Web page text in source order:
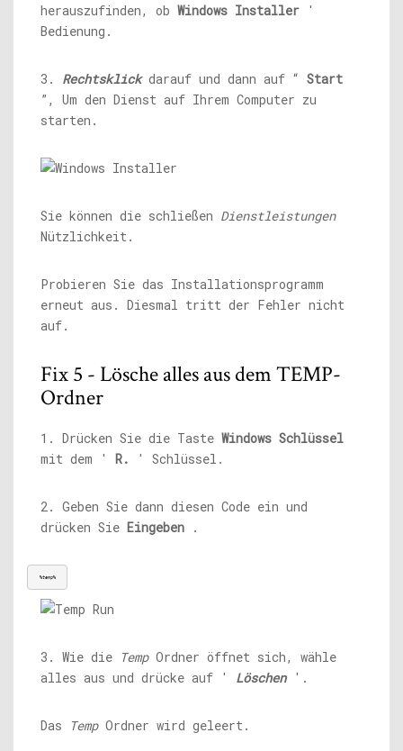
herauszufinden, ob Windows Installer '
Bedienung.
3. Rechtsklick darauf und dann auf “ Start
”, Um den Dienst auf Ihrem Computer zu
starten.
Sie können die schließen Dienstleistungen
Nützlichkeit.
Probieren Sie das Installationsprogramm
erneut aus. Diesmal tritt der Fehler nicht
auf.
Fix 5 - Lösche alles aus dem TEMP-
Ordner
1. Drücken Sie die Taste Windows Schlüssel
mit dem ' R. ' Schlüssel.
2. Geben Sie dann diesen Code ein und
drücken Sie Eingeben .
%temp%
3. Wie die TempOrdner öffnet sich, wähle
alles aus und drücke auf ' Löschen '.
Das TempOrdner wird geleert.